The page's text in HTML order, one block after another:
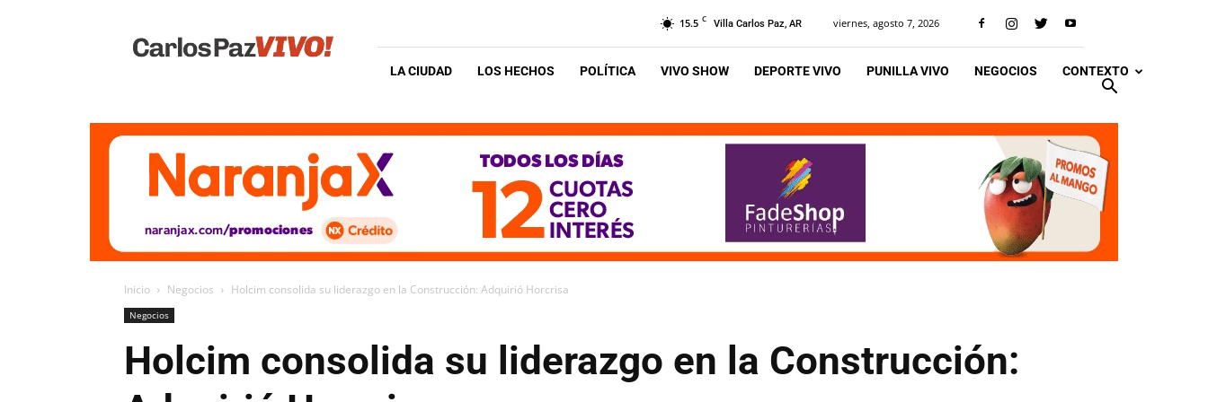
Vivo
15.5 C Villa Carlos Paz, AR viernes, agosto 7, 2026
LA CIUDAD LOS HECHOS POLÍTICA VIVO SHOW DEPORTE VIVO PUNILLA VIVO NEGOCIOS CONTEXTO
Inicio Negocios Holcim consolida su liderazgo en la Construcción: Adquirió Horcrisa
Negocios
Holcim consolida su liderazgo en la Construcción: